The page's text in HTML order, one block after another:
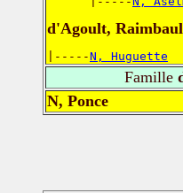
d'Agoult,
|-----N, Huguette
Famille
N, Ponce